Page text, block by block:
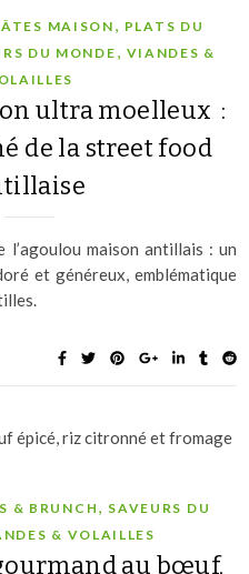
MAISON, PLATS DU
DU MONDE, VIANDES &
ultra moelleux :
de la street food
l’agoulou maison antillais : un
et généreux, emblématique
& BRUNCH , SAVEURS DU
& VOLAILLES
au bœuf,